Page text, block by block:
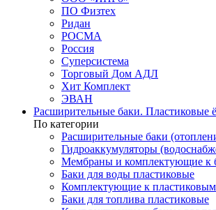
ПО Физтех
Ридан
РОСМА
Россия
Суперсистема
Торговый Дом АДЛ
Хит Комплект
ЭВАН
Расширительные баки. Пластиковые
По категории
Расширительные баки
Гидроаккумуляторы
Мембраны и комплектующие к
Баки для воды пластиковые
Комплектующие к
Баки для топлива пластиковые